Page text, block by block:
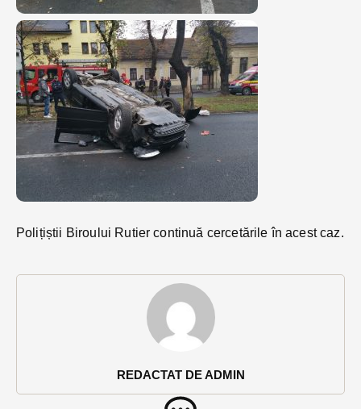
REDACTAT DE ADMIN
Polițiștii Biroului Rutier continuă cercetările în acest caz.